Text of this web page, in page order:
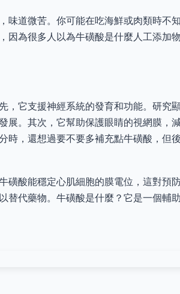
味道微苦。你可能在吃海鮮或肉類時不
因為很多人以為牛磺酸是什麼人工添加
，它支援神經系統的發育和功能。研究
展。其次，它幫助保護眼睛的視網膜，
時，還想過要不要多補充點牛磺酸，但
磺酸能穩定心肌細胞的膜電位，這對預
替代藥物。牛磺酸是什麼？它是一個輔